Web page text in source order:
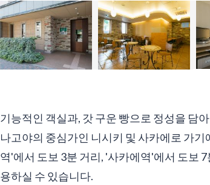
기능적인 객실과, 갓 구운 빵으로 정성을 담
나고야의 중심가인 니시키 및 사카에로 가
역'에서 도보 3분 거리, '사카에역'에서 도보
용하실 수 있습니다.